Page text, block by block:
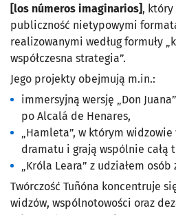
[los números imaginarios], który
publiczność nietypowymi
realizowanymi według formuły
współczesna strategia”.
Jego projekty obejmują m.in.:
immersyjną wersję „Don
po Alcalá de Henares,
„Hamleta”, w którym
dramatu i grają wspólnie całą
„Króla Leara” z udziałem
Twórczość Tuñóna koncentruje
widzów, wspólnotowości oraz